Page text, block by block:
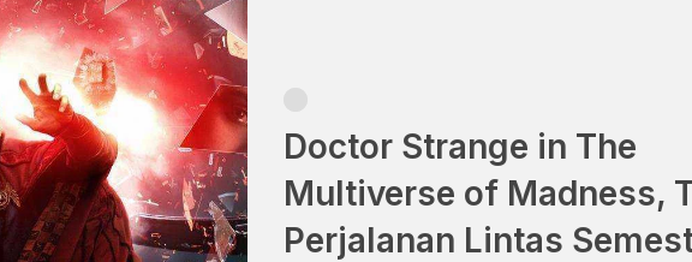
Doctor Strange in The
Multiverse of Madness,
Perjalanan Lintas